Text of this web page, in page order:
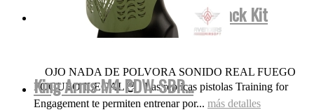
Smith&Wesson FulMetal Blowback Kit
Dispara Gomas...
OJO NADA DE POLVORA SONIDO REAL FUEGO
FOGUEO ILEGAL👌 Las replicas pistolas Training for
Engagement te permiten entrenar por... más detalles
King Arms M4 PDW SBR...